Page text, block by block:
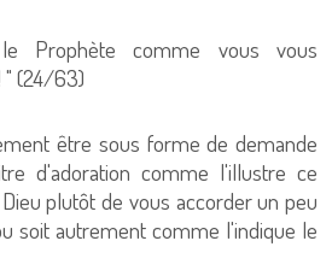
Prophète comme vous vous
" (24/63)
être sous forme de demande
d'adoration comme l'illustre ce
plutôt de vous accorder un peu
soit autrement comme l'indique le